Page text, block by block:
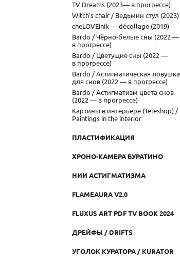
TV Dreams (2023— в прогрессе)
Witch's chair / Ведьмин стул (2023)
cheLOVEinik — décollage (2019)
Bardo / Чёрно-белые сны (2022 —
в прогрессе)
Bardo / Цветущие сны (2022 —
в прогрессе)
Bardo / Астигматическая ловушка
для снов (2022 — в прогрессе)
Bardo / Астигматизм цвета снов
(2022 — в прогрессе)
Картины в интерьере (Teleshop) /
Paintings in the interior
ПЛАСТИФИКАЦИЯ
ХРОНО-КАМЕРА БУРАТИНО
НИИ АСТИГМАТИЗМА
FLAMEAURA V2.0
FLUXUS ART PDF TV BOOK 2024
ДРЕЙФЫ / DRIFTS
УГОЛОК КУРАТОРА / KURATOR